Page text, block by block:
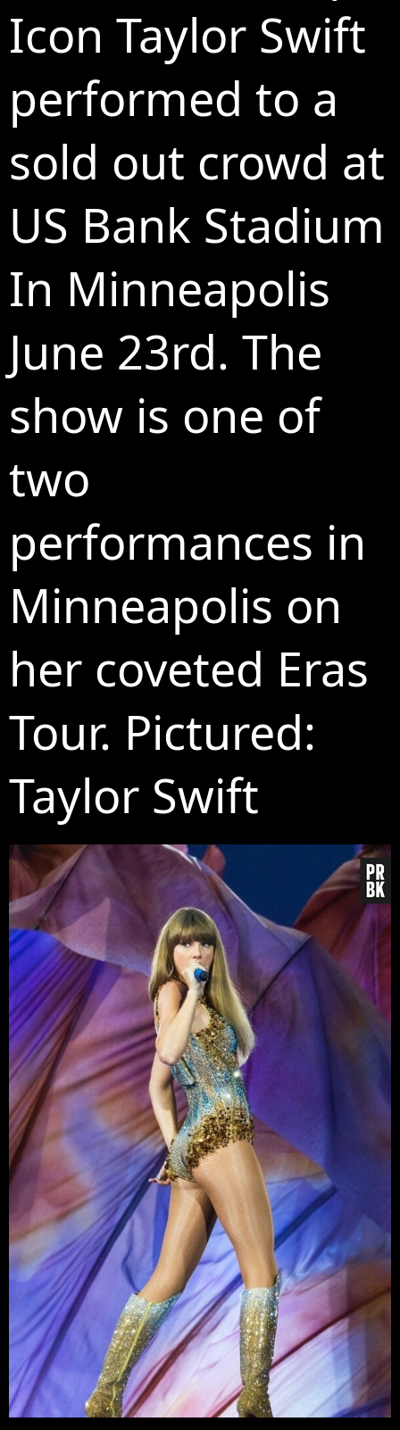
Icon Taylor Swift
performed to a
sold out crowd at
US Bank Stadium
In Minneapolis
June 23rd. The
show is one of
two
performances in
Minneapolis on
her coveted Eras
Tour. Pictured:
Taylor Swift